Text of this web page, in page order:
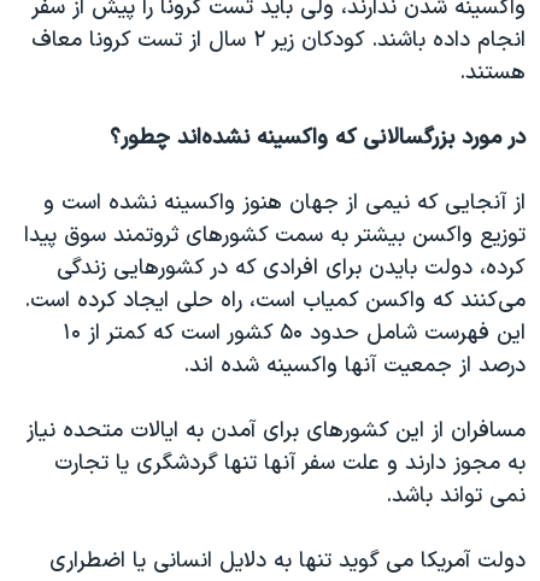
واکسینه شدن ندارند، ولی باید تست کرونا را پیش از سفر
انجام داده باشند. کودکان زیر ۲ سال از تست کرونا معاف
هستند.
در مورد بزرگسالانی که واکسینه نشده‌اند چطور؟
از آنجایی که نیمی از جهان هنوز واکسینه نشده است و
توزیع واکسن بیشتر به سمت کشورهای ثروتمند سوق پیدا
کرده، دولت بایدن برای افرادی که در کشورهایی زندگی
می‌کنند که واکسن کمیاب است، راه حلی ایجاد کرده است.
این فهرست شامل حدود ۵۰ کشور است که کمتر از ۱۰
درصد از جمعیت آنها واکسینه شده اند.
مسافران از این کشورهای برای آمدن به ایالات متحده نیاز
به مجوز دارند و علت سفر آنها تنها گردشگری یا تجارت
نمی تواند باشد.
دولت آمریکا می گوید تنها به دلایل انسانی یا اضطراری